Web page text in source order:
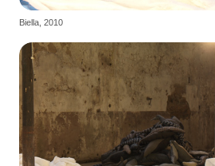
Biella, 2010